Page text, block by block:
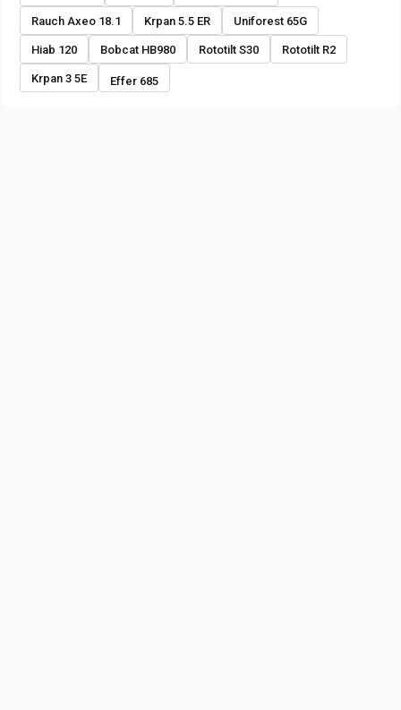
Rauch Axeo 18.1 Krpan 5.5 ER Uniforest 65G
Hiab 120 Bobcat HB980 Rototilt S30 Rototilt R2
Krpan 3 5E Effer 685